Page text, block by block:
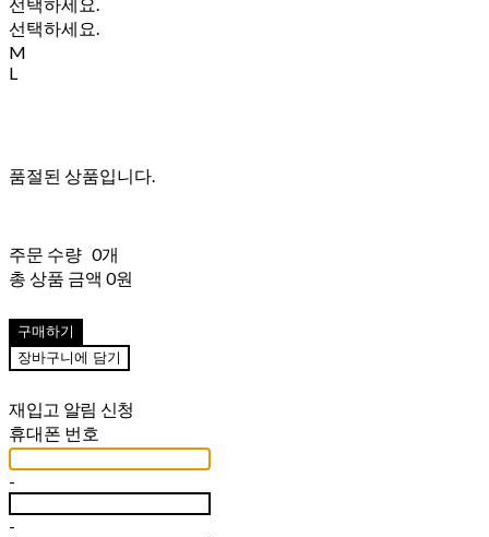
선택하세요.
M
L
품절된 상품입니다.
주문 수량 0개
총 상품 금액 0원
구매하기
장바구니에 담기
재입고 알림 신청
휴대폰 번호
-
-